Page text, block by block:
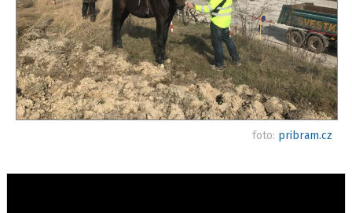
foto: pribram.cz